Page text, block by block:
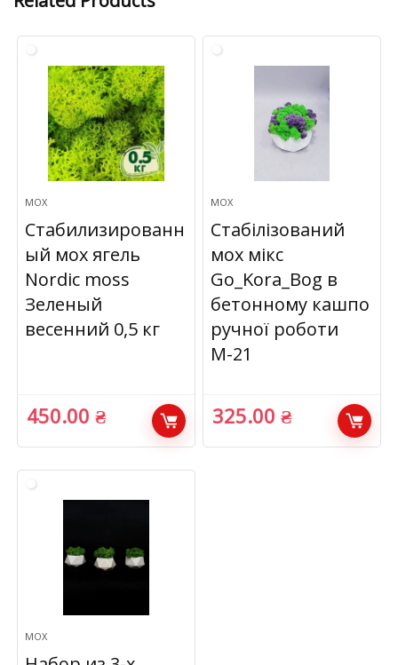
МОХ
Стабилизированн
ый мох ягель
Nordic moss
Зеленый
весенний 0,5 кг
450.00₴
МОХ
Стабілізований
мох мікс
Go_Kora_Bog в
бетонному кашпо
ручної роботи
М-21
325.00₴
МОХ